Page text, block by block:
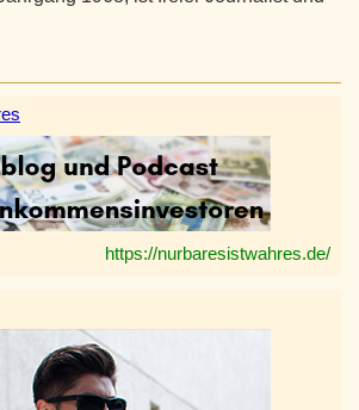
https://nurbaresistwahres.de/